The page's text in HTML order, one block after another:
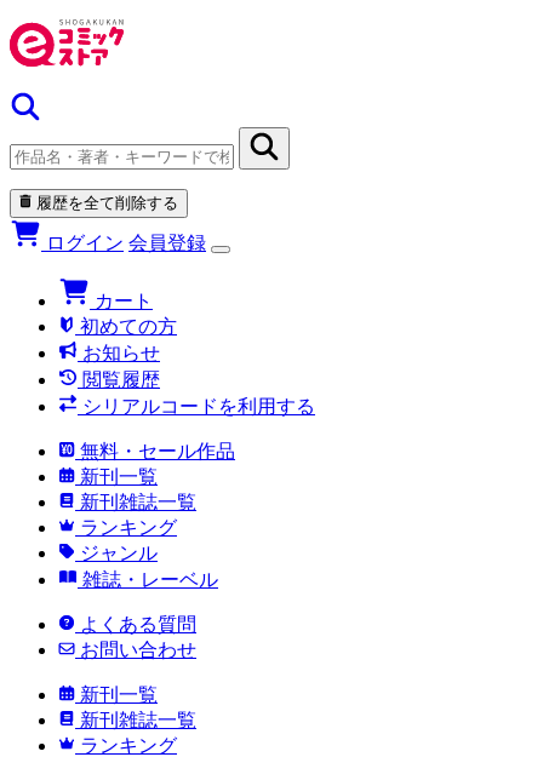
履歴を全て削除する
ログイン 会員登録
カート
初めての方
お知らせ
閲覧履歴
シリアルコードを利用する
無料・セール作品
新刊一覧
新刊雑誌一覧
ランキング
ジャンル
雑誌・レーベル
よくある質問
お問い合わせ
新刊一覧
新刊雑誌一覧
ランキング